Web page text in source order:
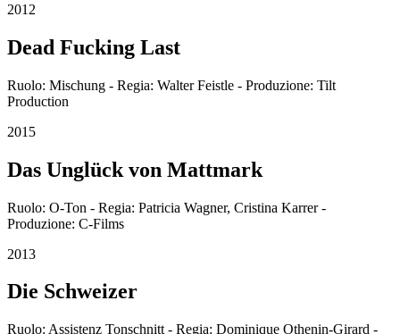
2012
Dead Fucking Last
Ruolo: Mischung - Regia: Walter Feistle - Produzione: Tilt
Production
2015
Das Unglück von Mattmark
Ruolo: O-Ton - Regia: Patricia Wagner, Cristina Karrer -
Produzione: C-Films
2013
Die Schweizer
Ruolo: Assistenz Tonschnitt - Regia: Dominique Othenin-Girard -